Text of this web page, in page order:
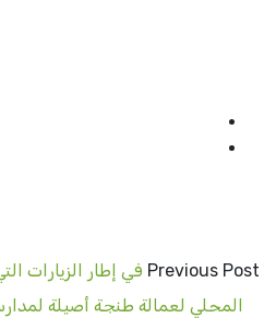
Previous Post في إطار الزيارات
المحلي لعمالة طنجة أصيلة